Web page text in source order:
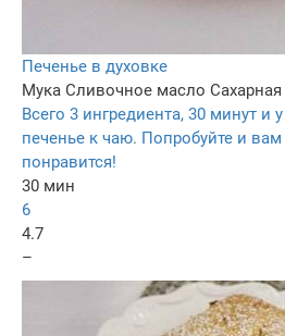
Печенье в духовке
Мука Сливочное масло
Всего 3 ингредиента, 30 минут и
печенье к чаю. Попробуйте и вам
понравится!
30 мин
6
4.7
–